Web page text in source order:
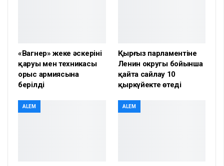
«Вагнер» жеке әскерінің
қаруы мен техникасы
орыс армиясына
берілді
Қырғыз парламентіне
Ленин округы бойынша
қайта сайлау 10
қыркүйекте өтеді
ALEM ALEM